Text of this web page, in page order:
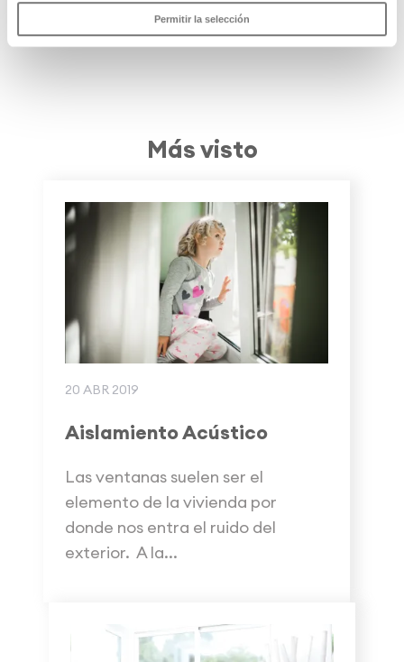
Permitir la selección
Más visto
20 ABR 2019
Aislamiento Acústico
Las ventanas suelen ser el
elemento de la vivienda por
donde nos entra el ruido del
exterior. A la...